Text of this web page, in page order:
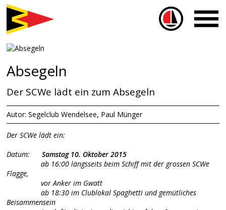
Sailbox
Absegeln
Der SCWe lädt ein zum Absegeln
Autor: Segelclub Wendelsee, Paul Münger
Der SCWe lädt ein:
Datum:Samstag 10. Oktober 2015
ab 16:00 längsseits beim Schiff mit der grossen SCWe
Flagge,
vor Anker im Gwatt
ab 18:30 im Clublokal Spaghetti und gemütliches
Beisammensein